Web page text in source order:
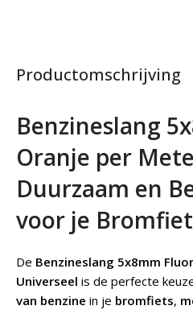
Productomschrijving
Benzineslang
Oranje per
Duurzaam en
voor je
De Benzineslang 5x8mm
Universeel is de perfecte
van benzine in je bromfiets,